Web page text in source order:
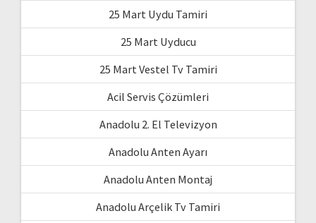
25 Mart Uydu Tamiri
25 Mart Uyducu
25 Mart Vestel Tv Tamiri
Acil Servis Çözümleri
Anadolu 2. El Televizyon
Anadolu Anten Ayarı
Anadolu Anten Montaj
Anadolu Arçelik Tv Tamiri